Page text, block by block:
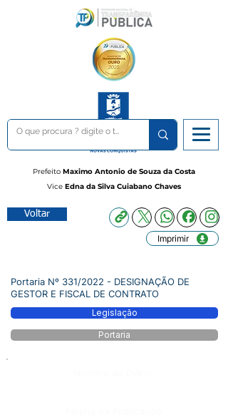
Prefeito Maximo Antonio de Souza da Costa
Vice Edna da Silva Cuiabano Chaves
Voltar
Imprimir
Portaria Nº 331/2022 - DESIGNAÇÃO DE
GESTOR E FISCAL DE CONTRATO
Legislação
Portaria